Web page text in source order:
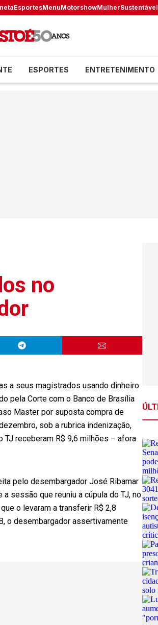
EsportesMenuMotorshowMulherSustentável
ESPORTES ENTRETENIMENTO
no
a seus magistrados usando dinheiro
pela Corte com o Banco de Brasília
Master por suposta compra de
sob a rubrica indenização,
receberam R$ 9,6 milhões – afora
pelo desembargador José Ribamar
sessão que reuniu a cúpula do TJ, no
o levaram a transferir R$ 2,8
o desembargador assertivamente